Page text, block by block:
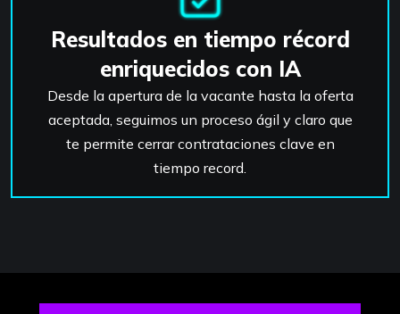
Resultados en tiempo récord
enriquecidos con IA
Desde la apertura de la vacante hasta la oferta
aceptada, seguimos un proceso ágil y claro que
te permite cerrar contrataciones clave en
tiempo record.